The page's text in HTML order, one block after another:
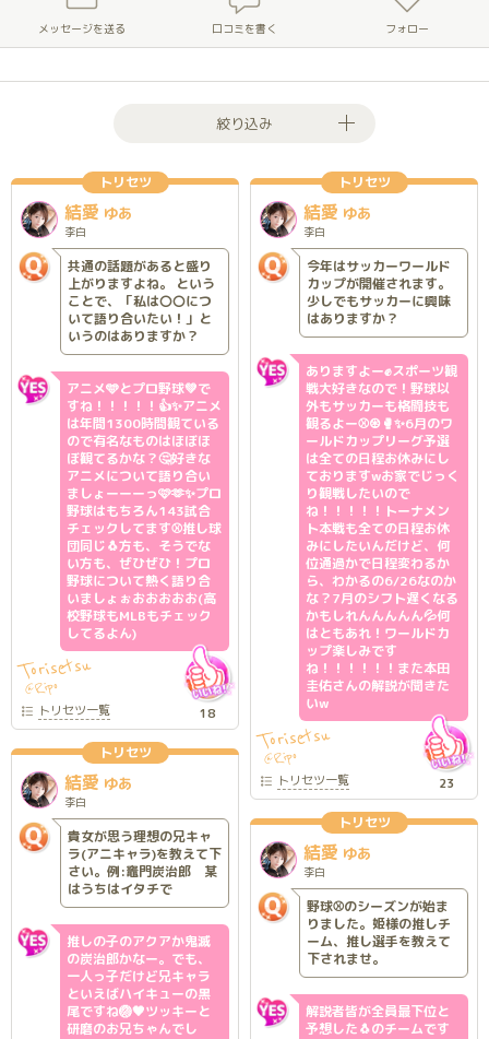
メッセージを送る 口コミを書く フォロー
絞り込み
トリセツ
結愛 ゆあ
李白
共通の話題があると盛り
上がりますよね。 という
ことで、「私は〇〇につ
いて語り合いたい！」と
いうのはありますか？
アニメ🩵とプロ野球💚で
すね！！！！！👍✨アニメ
は年間1300時間観ている
ので有名なものはほぼほ
ぼ観てるかな？🤔好きな
アニメについて語り合い
ましょーーーっ🩷🫶✨プロ
野球はもちろん143試合
チェックしてます⚾推し球
団同じ🐧方も、そうでな
い方も、ぜひぜひ！プロ
野球について熱く語り合
いましょぉおおおおお(高
校野球もMLBもチェック
してるよん)
トリセツ一覧 18
Torisetsu
@Ripo
トリセツ
結愛 ゆあ
李白
今年はサッカーワールド
カップが開催されます。
少しでもサッカーに興味
はありますか？
ありますよー✊スポーツ観
戦大好きなので！野球以
外もサッカーも格闘技も
観るよー⚾♼🥊✨6月のワ
ールドカップリーグ予選
は全ての日程お休みにし
ておりますwお家でじっく
り観戦したいので
ね！！！！！トーナメン
ト本戦も全ての日程お休
みにしたいんだけど、何
位通過かで日程変わるか
ら、わかるの6/26なのか
な？7月のシフト遅くなる
かもしれんんんんん💦何
はともあれ！ワールドカ
ップ楽しみです
ね！！！！！！また本田
圭佑さんの解説が聞きた
いw
トリセツ一覧 23
Torisetsu
@Ripo
トリセツ
結愛 ゆあ
李白
貴女が思う理想の兄キャ
ラ(アニキャラ)を教えて下
さい。例:竈門炭治郎 某
はうちはイタチで
推しの子のアクアか鬼滅
の炭治郎かなー。でも、
一人っ子だけど兄キャラ
といえばハイキューの黒
尾ですね🏐🖤ツッキーと
研磨のお兄ちゃんでし
トリセツ
結愛 ゆあ
李白
野球⚾️のシーズンが始ま
りました。姫様の推しチ
ーム、推し選手を教えて
下されませ。
解説者皆が全員最下位と
予想した🐧のチームです